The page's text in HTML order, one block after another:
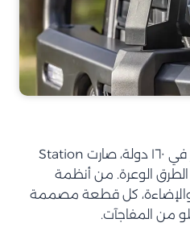
بأكثر من ٦٠ سنة خبرة وانتشار في ١٦٠ دولة، صارت Station
الطرق الوعرة. من أنظمة
والإضاءة، كل قطعة مصممة
من المفاجآت.